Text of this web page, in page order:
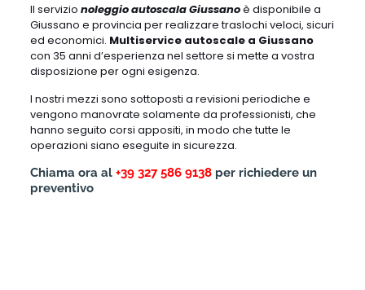
Il servizio noleggio autoscala Giussanoè disponibile a
Giussano e provincia per realizzare traslochi veloci, sicuri
ed economici. Multiservice autoscale a Giussano
con 35 anni d’esperienza nel settore si mette a vostra
disposizione per ogni esigenza.
I nostri mezzi sono sottoposti a revisioni periodiche e
vengono manovrate solamente da professionisti, che
hanno seguito corsi appositi, in modo che tutte le
operazioni siano eseguite in sicurezza.
Chiama ora al +39 327 586 9138 per richiedere un
preventivo